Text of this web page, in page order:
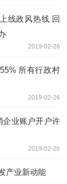
线政风热线 回
2019-02-26
所有行政村
2019-02-26
企业账户开户许
2019-02-26
产业新动能